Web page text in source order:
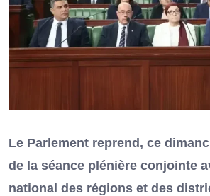
Le Parlement reprend, ce
de la séance plénière conjointe
national des régions et des